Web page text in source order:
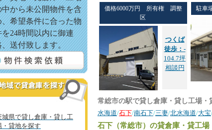
中から未公開物件を含
、希望条件に合った物
を24時間以内に御連
、送付致します。
城県で貸し倉庫・貸し工
・貸地を探す
価格6000万円 所有権 調整
区
つくば
徒歩：-
104.7坪
相談円
駐車
常総市の駅で貸し倉庫・貸し工場
水海道/石下/南石下/三妻/北水海道/大宝
石下（常総市） の貸倉庫・貸工